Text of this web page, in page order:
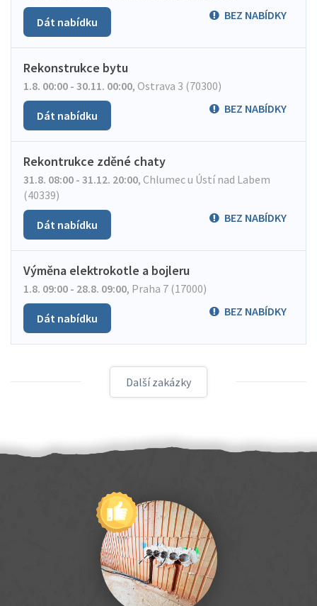
BEZ NABÍDKY
Dát nabídku
Rekonstrukce bytu
1.8. 00:00 - 30.11. 00:00, Ostrava 3 (70300)
BEZ NABÍDKY
Dát nabídku
Rekontrukce zděné chaty
31.8. 08:00 - 31.12. 20:00, Chlumec u Ústí nad Labem
(40339)
BEZ NABÍDKY
Dát nabídku
Výměna elektrokotle a bojleru
1.8. 09:00 - 28.8. 09:00, Praha 7 (17000)
BEZ NABÍDKY
Dát nabídku
Další zakázky